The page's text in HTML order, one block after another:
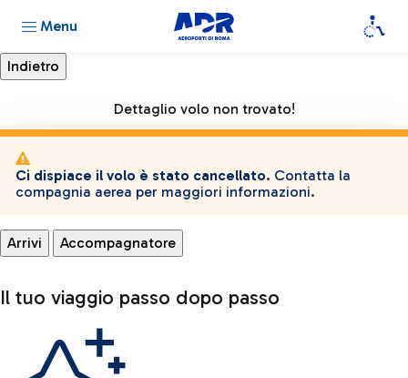
Menu
Dettaglio volo non trovato!
Ci dispiace il volo è stato cancellato. Contatta la
compagnia aerea per maggiori informazioni.
Arrivi Accompagnatore
Il tuo viaggio passo dopo passo